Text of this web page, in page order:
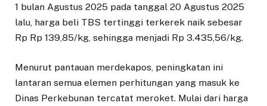
1 bulan Agustus 2025 pada tanggal 20 Agustus 2025
lalu, harga beli TBS tertinggi terkerek naik sebesar
Rp Rp 139,85/kg, sehingga menjadi Rp 3.435,56/kg.
Menurut pantauan merdekapos, peningkatan ini
lantaran semua elemen perhitungan yang masuk ke
Dinas Perkebunan tercatat meroket. Mulai dari harga